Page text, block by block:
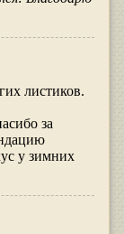
листиков.
за
у зимних